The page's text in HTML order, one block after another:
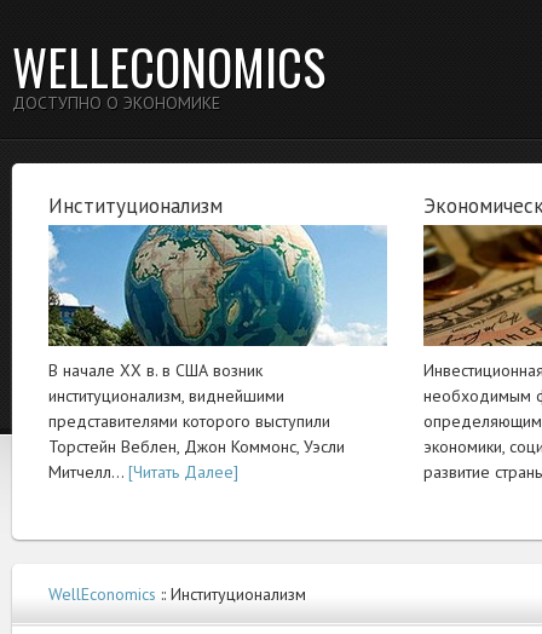
WELLECONOMICS
ДОСТУПНО О ЭКОНОМИКЕ
Институционализм
В начале XX в. в США возник
институционализм, виднейшими
представителями которого выступили
Торстейн Веблен, Джон Коммонс, Уэсли
Митчелл… [Читать Далее]
необходимым
определяющим
экономики,
развитие
WellEconomics :: Институционализм